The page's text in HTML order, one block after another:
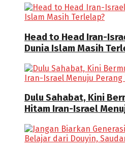
Head to Head Iran-
Dunia Islam Masih
Dulu Sahabat, Kini
Hitam Iran-Israel